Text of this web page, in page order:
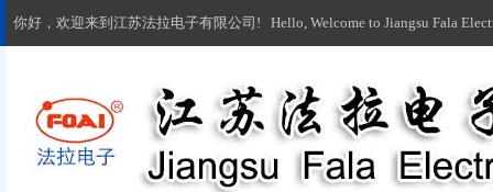
你好，欢迎来到江苏法拉电子有限公司! Hello, Welcome to Jiangsu Fala